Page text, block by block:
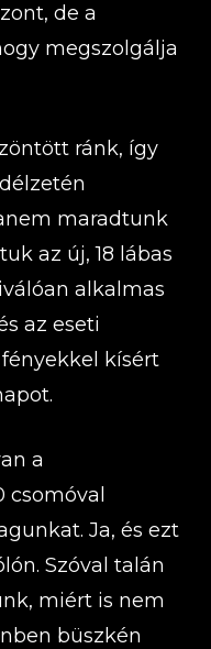
de a
megszolgálja
ránk, így
maradtunk
az új, 18 lábas
alkalmas
az eseti
kísért
a
csomóval
Ja, és ezt
Szóval talán
miért is nem
büszkén